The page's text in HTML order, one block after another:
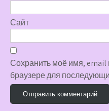
Сайт
Сохранить моё имя, email
браузере для